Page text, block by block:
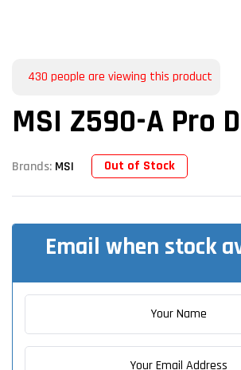
430 people are viewing this product
MSI Z590-A Pro
Brands: MSI Out of Stock
Email when stock